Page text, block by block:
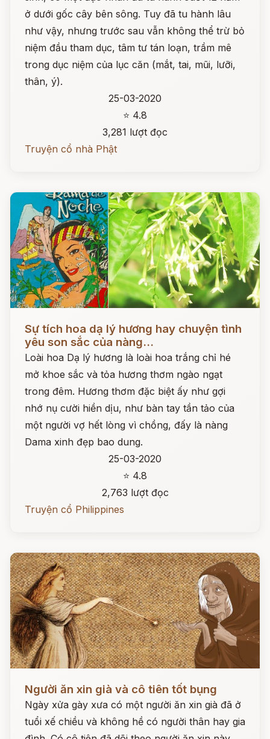
ở dưới gốc cây bên sông. Tuy đã tu hành lâu
như vậy, nhưng trước sau vẫn không thể trừ bỏ
niệm đầu tham dục, tâm tư tán loạn, trầm mê
trong dục niệm của lục căn (mắt, tai, mũi, lưỡi,
thân, ý).
25-03-2020
⭐ 4.8
3,281 lượt đọc
Truyện cổ nhà Phật
Sự tích hoa dạ lý hương hay chuyện tình
yêu son sắc của nàng...
Loài hoa Dạ lý hương là loài hoa trắng chỉ hé
mở khoe sắc và tỏa hương thơm ngào ngạt
trong đêm. Hương thơm đặc biệt ấy như gợi
nhớ nụ cười hiền dịu, như bàn tay tần tảo của
một người vợ hết lòng vì chồng, đấy là nàng
Dama xinh đẹp bao dung.
25-03-2020
⭐ 4.8
2,763 lượt đọc
Truyện cổ Philippines
Người ăn xin già và cô tiên tốt bụng
Ngày xửa gày xưa có một người ăn xin già đã ở
tuổi xế chiều và không hề có người thân hay gia